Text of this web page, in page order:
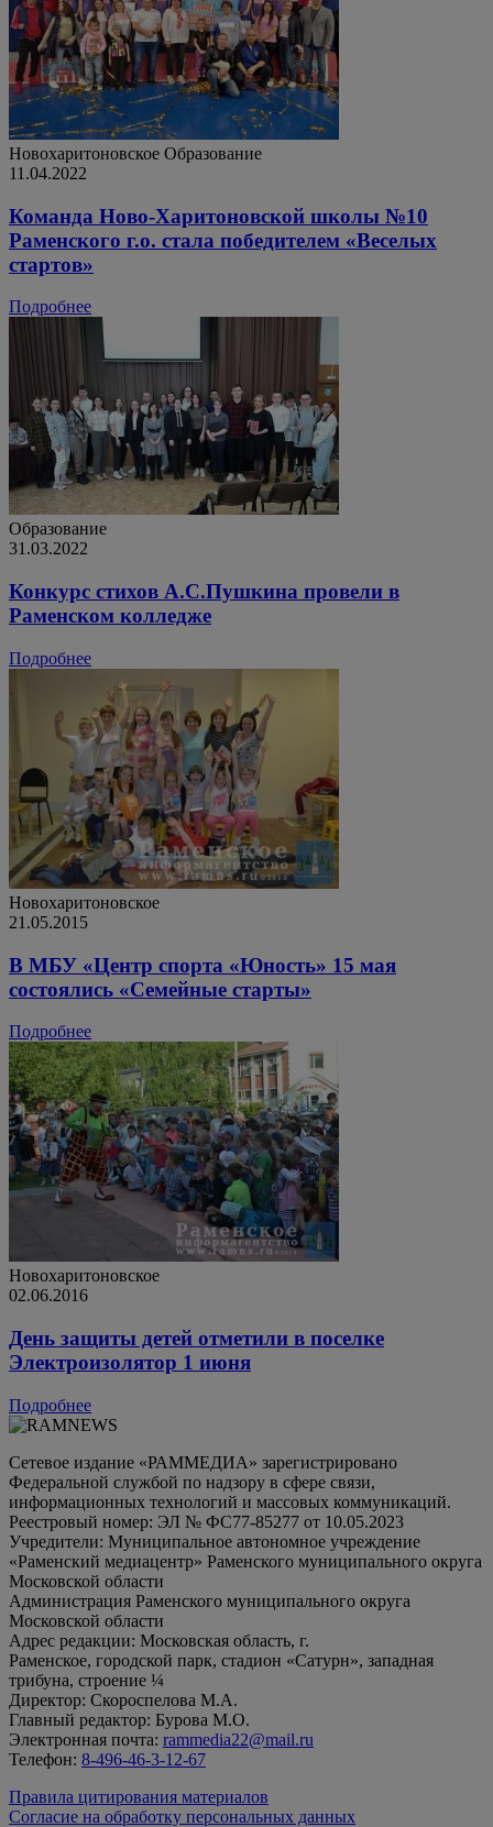
Новохаритоновское Образование
11.04.2022
Команда Ново-Харитоновской школы №10
Раменского г.о. стала победителем «Веселых
стартов»
Подробнее
Образование
31.03.2022
Конкурс стихов А.С.Пушкина провели в
Раменском колледже
Подробнее
Новохаритоновское
21.05.2015
В МБУ «Центр спорта «Юность» 15 мая
состоялись «Семейные старты»
Подробнее
Новохаритоновское
02.06.2016
День защиты детей отметили в поселке
Электроизолятор 1 июня
Подробнее
Сетевое издание «РАММЕДИА» зарегистрировано
Федеральной службой по надзору в сфере связи,
информационных технологий и массовых коммуникаций.
Реестровый номер: ЭЛ № ФС77-85277 от 10.05.2023
Учредители: Муниципальное автономное учреждение
«Раменский медиацентр» Раменского муниципального округа
Московской области
Администрация Раменского муниципального округа
Московской области
Адрес редакции: Московская область, г.
Раменское, городской парк, стадион «Сатурн», западная
трибуна, строение ¼
Директор: Скороспелова М.А.
Главный редактор: Бурова М.О.
Электронная почта: rammedia22@mail.ru
Телефон: 8-496-46-3-12-67
Правила цитирования материалов
Согласие на обработку персональных данных